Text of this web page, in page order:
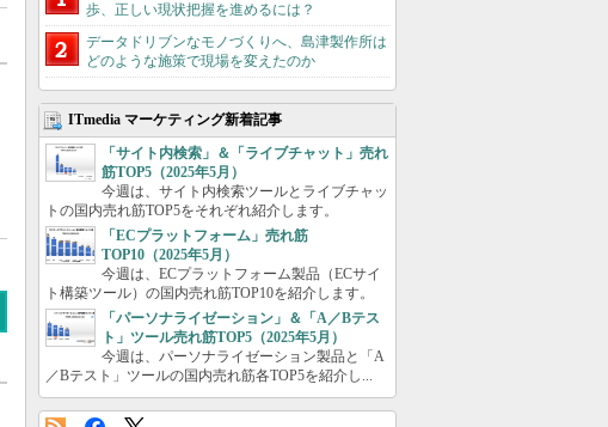
歩、正しい現状把握を進めるには？
データドリブンなモノづくりへ、島津製作所は
どのような施策で現場を変えたのか
ITmedia マーケティング新着記事
「サイト内検索」＆「ライブチャット」売れ
筋TOP5（2025年5月）
今週は、サイト内検索ツールとライブチャッ
トの国内売れ筋TOP5をそれぞれ紹介します。
「ECプラットフォーム」売れ筋
TOP10（2025年5月）
今週は、ECプラットフォーム製品（ECサイ
ト構築ツール）の国内売れ筋TOP10を紹介します。
「パーソナライゼーション」＆「A／Bテス
ト」ツール売れ筋TOP5（2025年5月）
今週は、パーソナライゼーション製品と「A
／Bテスト」ツールの国内売れ筋各TOP5を紹介し...